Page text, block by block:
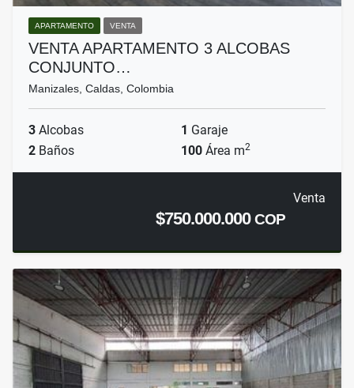
APARTAMENTO VENTA
VENTA APARTAMENTO 3 ALCOBAS
CONJUNTO…
Manizales, Caldas, Colombia
3 Alcobas 1 Garaje
2 Baños 100 Área m2
Venta
$750.000.000COP